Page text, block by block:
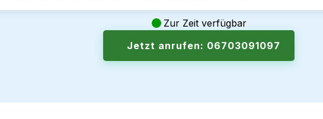
Zur Zeit verfügbar
Jetzt anrufen: 06703091097